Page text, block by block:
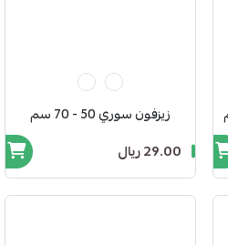
زيزفون سوري 50 - 70 سم
29.00 ريال